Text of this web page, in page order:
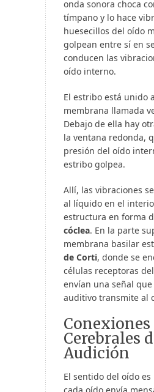
onda sonora choca
tímpano y lo hace
huesecillos del oído
golpean entre sí en
conducen las
oído interno.
El estribo está unido
membrana llamada
Debajo de ella hay
la ventana redonda,
presión del oído
estribo golpea.
Allí, las vibraciones
al líquido en el
estructura en forma
cóclea. En la parte
membrana basilar
de Corti, donde se
células receptoras
envían una señal
auditivo transmite al
Conexiones
Cerebrales
Audición
El sentido del oído